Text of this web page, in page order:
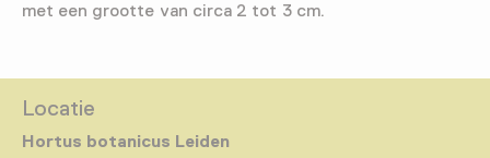
met een grootte van circa 2 tot 3 cm.
Locatie
Hortus botanicus Leiden